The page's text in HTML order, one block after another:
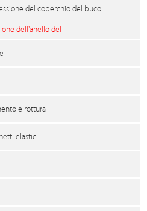
del coperchio del buco
dell'anello del
e rottura
elastici